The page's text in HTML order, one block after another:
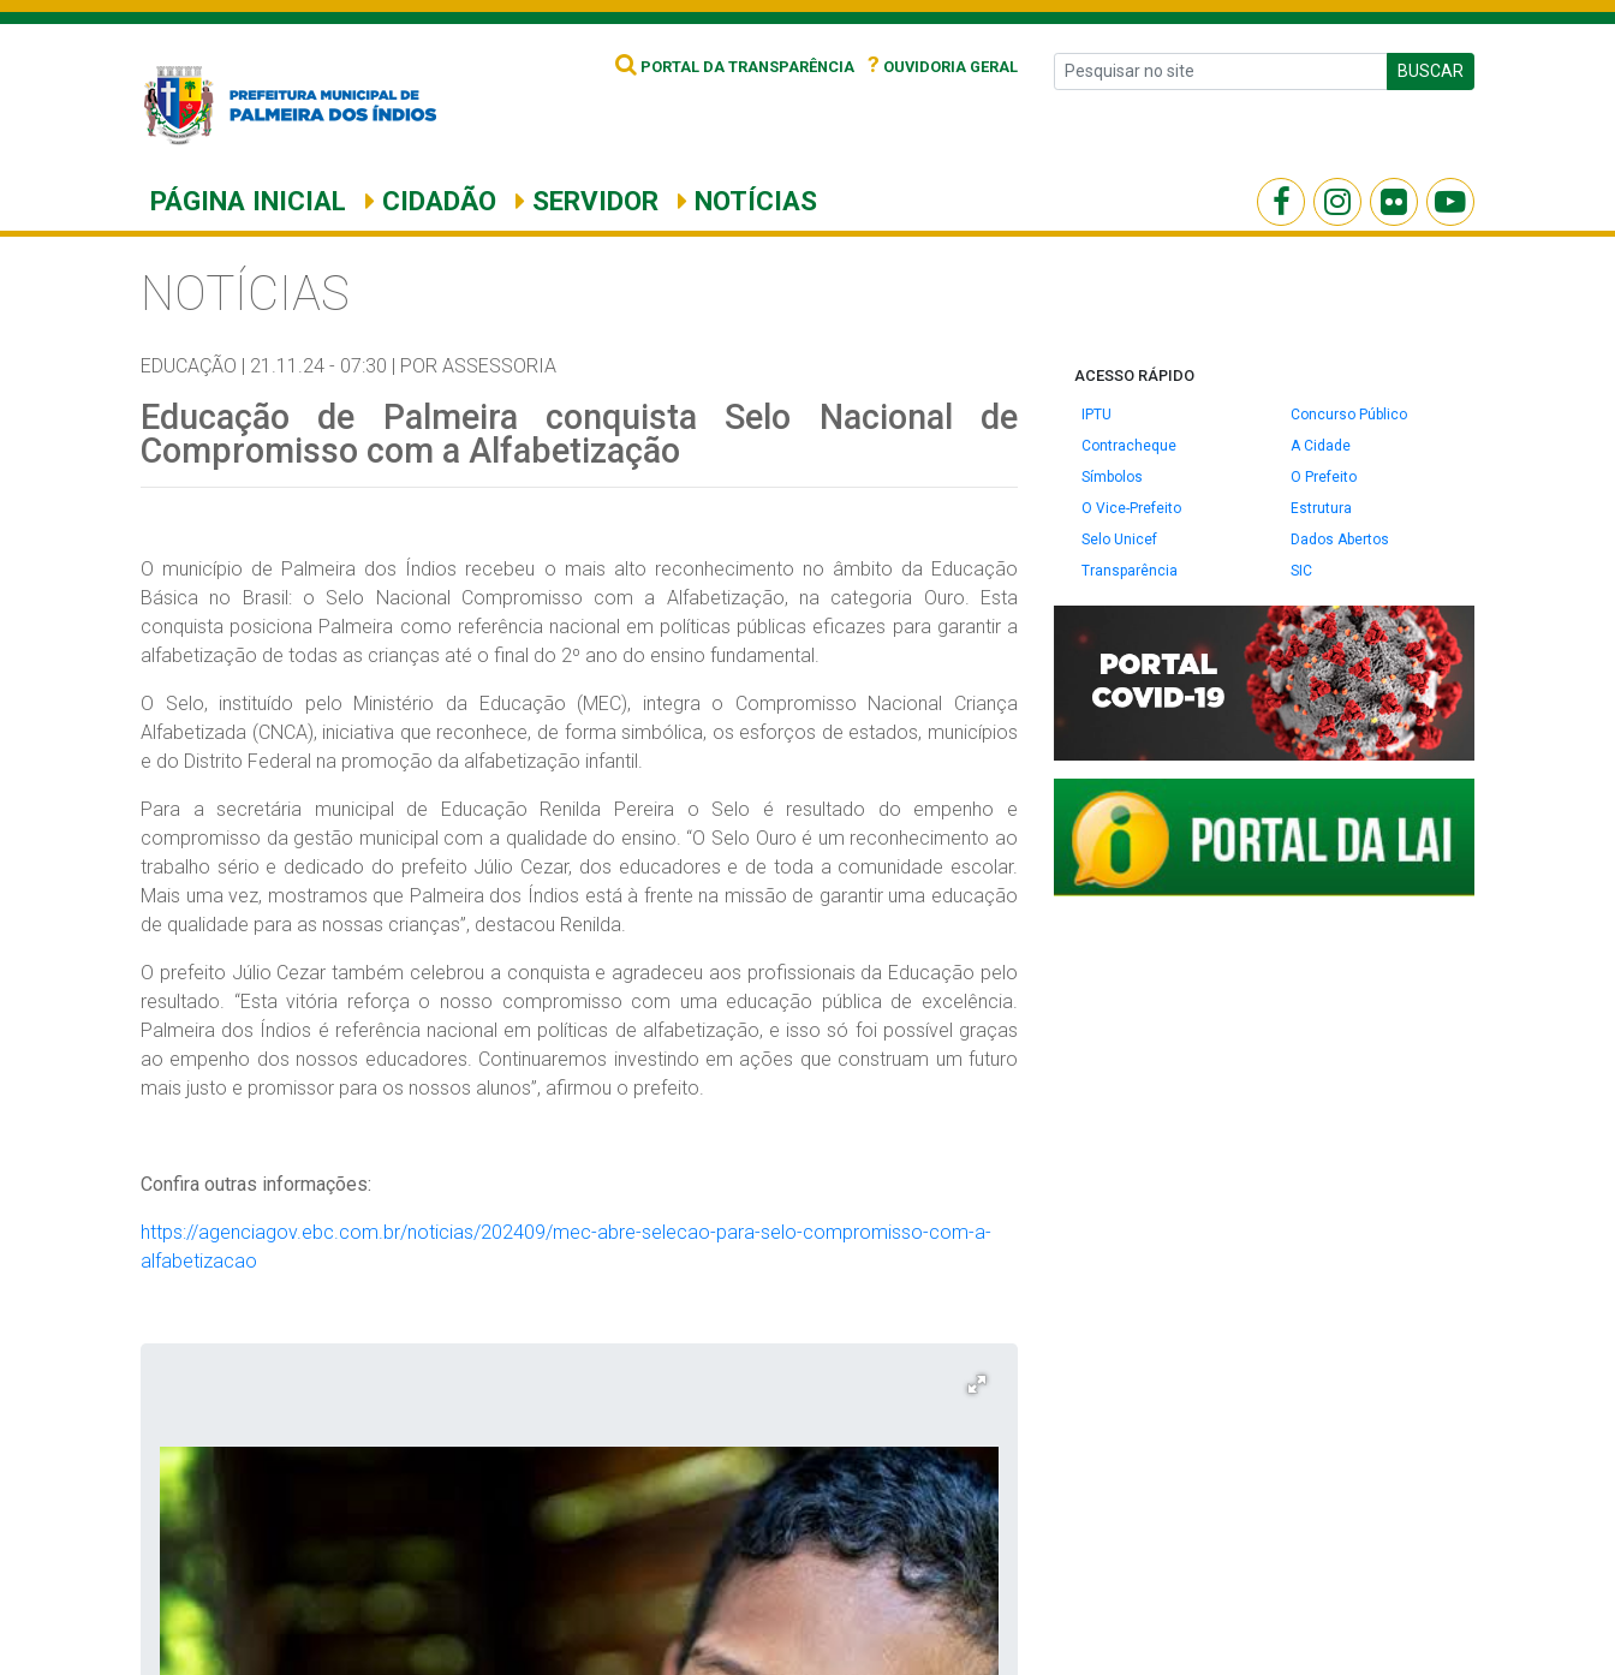
PORTAL DA TRANSPARÊNCIA ? OUVIDORIA GERAL BUSCAR
PÁGINA INICIAL CIDADÃO SERVIDOR NOTÍCIAS
NOTÍCIAS
EDUCAÇÃO | 21.11.24 - 07:30 | POR ASSESSORIA
Educação de Palmeira conquista Selo Nacional de
Compromisso com a Alfabetização
O município de Palmeira dos Índios recebeu o mais alto reconhecimento no âmbito da Educação
Básica no Brasil: o Selo Nacional Compromisso com a Alfabetização, na categoria Ouro. Esta
conquista posiciona Palmeira como referência nacional em políticas públicas eficazes para garantir a
alfabetização de todas as crianças até o final do 2º ano do ensino fundamental.
O Selo, instituído pelo Ministério da Educação (MEC), integra o Compromisso Nacional Criança
Alfabetizada (CNCA), iniciativa que reconhece, de forma simbólica, os esforços de estados, municípios
e do Distrito Federal na promoção da alfabetização infantil.
Para a secretária municipal de Educação Renilda Pereira o Selo é resultado do empenho e
compromisso da gestão municipal com a qualidade do ensino. “O Selo Ouro é um reconhecimento ao
trabalho sério e dedicado do prefeito Júlio Cezar, dos educadores e de toda a comunidade escolar.
Mais uma vez, mostramos que Palmeira dos Índios está à frente na missão de garantir uma educação
de qualidade para as nossas crianças”, destacou Renilda.
O prefeito Júlio Cezar também celebrou a conquista e agradeceu aos profissionais da Educação pelo
resultado. “Esta vitória reforça o nosso compromisso com uma educação pública de excelência.
Palmeira dos Índios é referência nacional em políticas de alfabetização, e isso só foi possível graças
ao empenho dos nossos educadores. Continuaremos investindo em ações que construam um futuro
mais justo e promissor para os nossos alunos”, afirmou o prefeito.
Confira outras informações:
https://agenciagov.ebc.com.br/noticias/202409/mec-abre-selecao-para-selo-compromisso-com-a-
alfabetizacao
ACESSO RÁPIDO
IPTU
Concurso Público
Contracheque
A Cidade
Símbolos
O Prefeito
O Vice-Prefeito
Estrutura
Selo Unicef
Dados Abertos
Transparência
SIC